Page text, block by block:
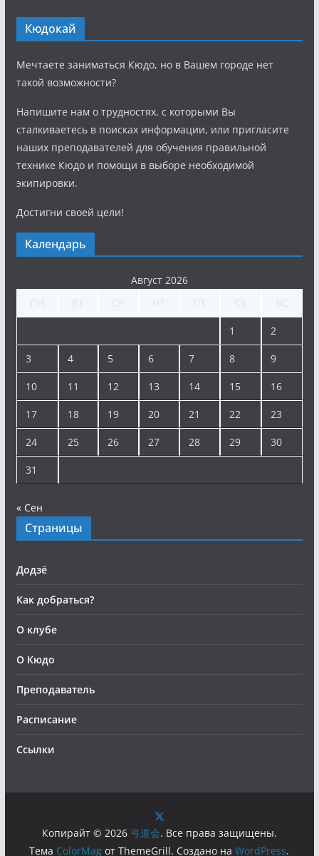
Кюдокай
Мечтаете заниматься Кюдо, но в Вашем городе нет
такой возможности?
Напишите нам о трудностях, с которыми Вы
сталкиваетесь в поисках информации, или пригласите
наших преподавателей для обучения правильной
технике Кюдо и помощи в выборе необходимой
экипировки.
Достигни своей цели!
Календарь
Август 2026
1 2
3 4 5 6 7 8 9
10 11 12 13 14 15 16
17 18 19 20 21 22 23
24 25 26 27 28 29 30
31
« Сен
Страницы
Додзё
Как добраться?
О клубе
О Кюдо
Преподаватель
Расписание
Ссылки
Копирайт © 2026 弓道会. Все права защищены.
Тема ColorMag от ThemeGrill. Создано наWordPress.